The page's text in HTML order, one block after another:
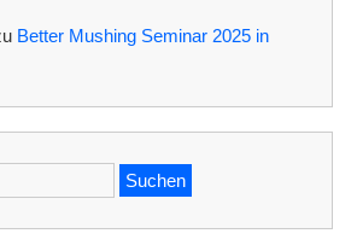
Better Mushing Seminar 2025 in